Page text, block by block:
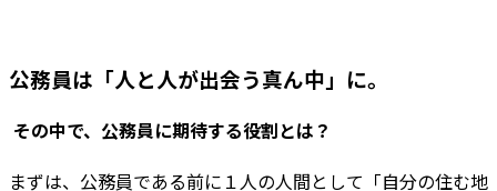
公務員は「人と人が出会う真ん中」に。
―― その中で、公務員に期待する役割とは？
まずは、公務員である前に１人の人間として「自分の住む地